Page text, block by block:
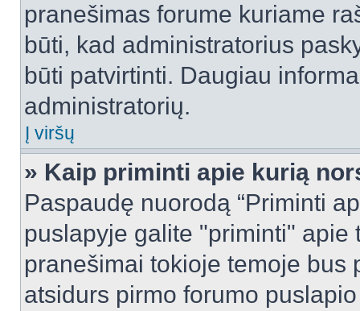
pranešimas forume kuriame
būti, kad administratorius
būti patvirtinti. Daugiau
administratorių.
Į viršų
» Kaip priminti apie kurią
Paspaudę nuorodą “Priminti
puslapyje galite "priminti"
pranešimai tokioje temoje bus
atsidurs pirmo forumo